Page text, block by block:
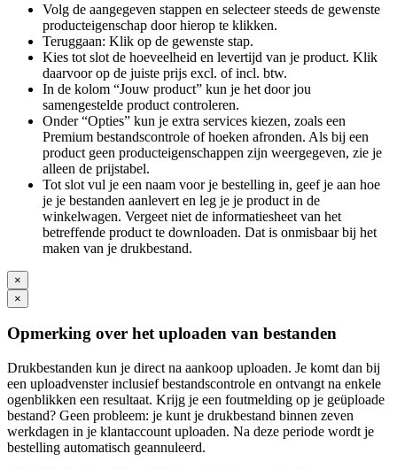
Volg de aangegeven stappen en selecteer steeds de gewenste
producteigenschap door hierop te klikken.
Teruggaan: Klik op de gewenste stap.
Kies tot slot de hoeveelheid en levertijd van je product. Klik
daarvoor op de juiste prijs excl. of incl. btw.
In de kolom “Jouw product” kun je het door jou
samengestelde product controleren.
Onder “Opties” kun je extra services kiezen, zoals een
Premium bestandscontrole of hoeken afronden. Als bij een
product geen producteigenschappen zijn weergegeven, zie je
alleen de prijstabel.
Tot slot vul je een naam voor je bestelling in, geef je aan hoe
je je bestanden aanlevert en leg je je product in de
winkelwagen. Vergeet niet de informatiesheet van het
betreffende product te downloaden. Dat is onmisbaar bij het
maken van je drukbestand.
×
×
Opmerking over het uploaden van bestanden
Drukbestanden kun je direct na aankoop uploaden. Je komt dan bij
een uploadvenster inclusief bestandscontrole en ontvangt na enkele
ogenblikken een resultaat. Krijg je een foutmelding op je geüploade
bestand? Geen probleem: je kunt je drukbestand binnen zeven
werkdagen in je klantaccount uploaden. Na deze periode wordt je
bestelling automatisch geannuleerd.